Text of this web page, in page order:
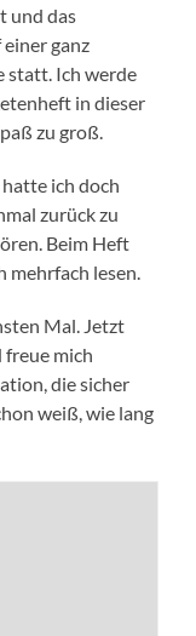
und das
ganz
statt. Ich werde
in dieser
zu groß.
ich doch
zurück zu
Beim Heft
mehrfach lesen.
Mal. Jetzt
freue mich
die sicher
weiß, wie lang